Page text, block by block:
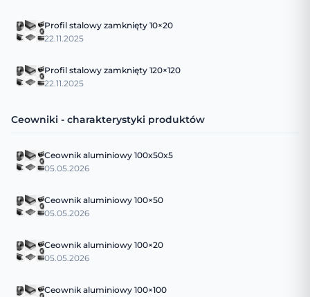
Profil stalowy zamknięty 10×20
22.11.2025
Profil stalowy zamknięty 120×120
22.11.2025
Ceowniki - charakterystyki produktów
Ceownik aluminiowy 100x50x5
05.05.2026
Ceownik aluminiowy 100×50
05.05.2026
Ceownik aluminiowy 100×20
05.05.2026
Ceownik aluminiowy 100×100